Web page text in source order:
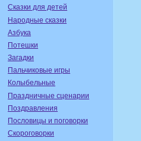
Сказки для детей
Народные сказки
Азбука
Потешки
Загадки
Пальчиковые игры
Колыбельные
Праздничные сценарии
Поздравления
Пословицы и поговорки
Скороговорки